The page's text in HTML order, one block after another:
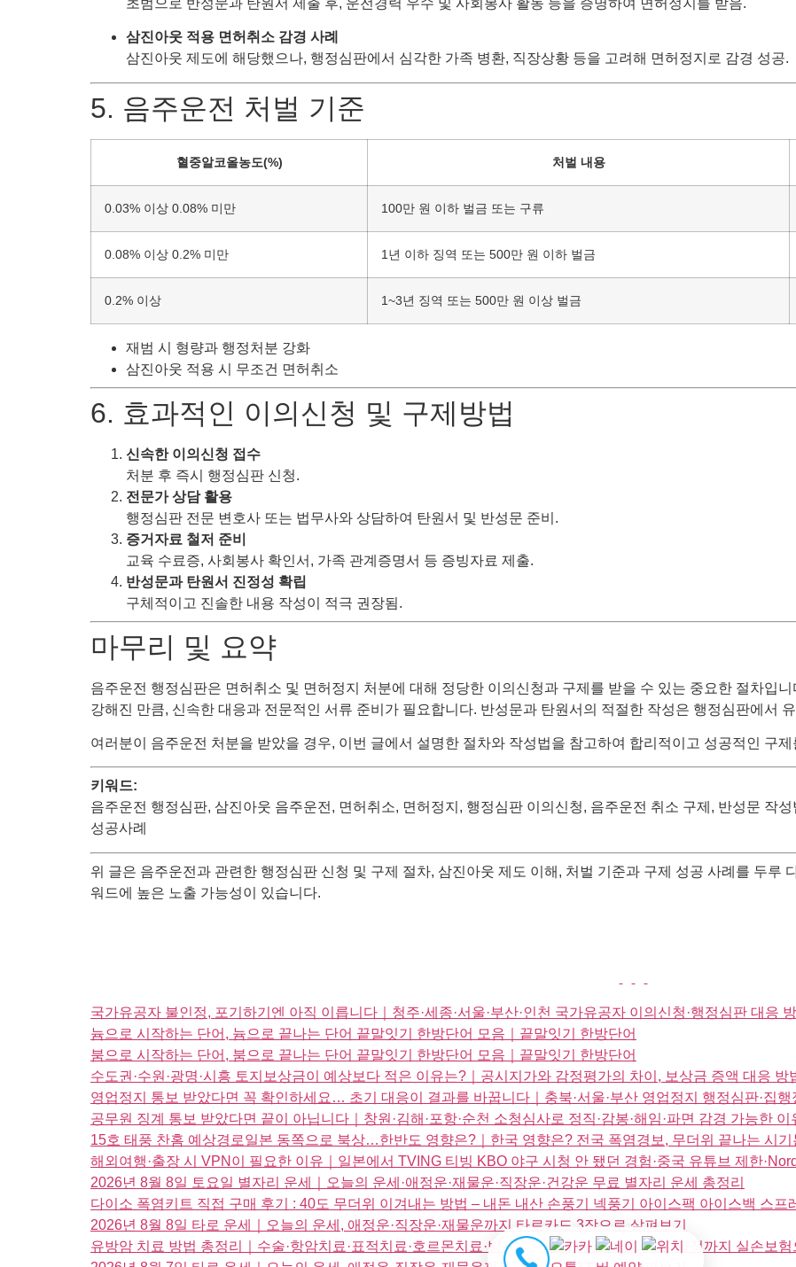
초범으로 반성문과 탄원서 제출 후, 운전경력 우수 및 사회봉사 활동 등을 증명하여 면허정지를 받음.
삼진아웃 적용 면허취소 감경 사례
삼진아웃 제도에 해당했으나, 행정심판에서 심각한 가족 병환, 직장상황 등을 고려해 면허정지로 감경 성공.
5. 음주운전 처벌 기준
혈중알코올농도(%) 처벌 내용
0.03% 이상 0.08% 미만 100만 원 이하 벌금 또는 구류
0.08% 이상 0.2% 미만 1년 이하 징역 또는 500만 원 이하 벌금
0.2% 이상 1~3년 징역 또는 500만 원 이상 벌금
재범 시 형량과 행정처분 강화
삼진아웃 적용 시 무조건 면허취소
6. 효과적인 이의신청 및 구제방법
신속한 이의신청 접수
처분 후 즉시 행정심판 신청.
전문가 상담 활용
행정심판 전문 변호사 또는 법무사와 상담하여 탄원서 및 반성문 준비.
증거자료 철저 준비
교육 수료증, 사회봉사 확인서, 가족 관계증명서 등 증빙자료 제출.
반성문과 탄원서 진정성 확립
구체적이고 진솔한 내용 작성이 적극 권장됨.
마무리 및 요약
음주운전 행정심판은 면허취소 및 면허정지 처분에 대해 정당한 이의신청과 구제를 받을 수 있는 중요한 절차입
강해진 만큼, 신속한 대응과 전문적인 서류 준비가 필요합니다. 반성문과 탄원서의 적절한 작성은 행정심판에서
여러분이 음주운전 처분을 받았을 경우, 이번 글에서 설명한 절차와 작성법을 참고하여 합리적이고 성공적인 구
키워드:
음주운전 행정심판, 삼진아웃 음주운전, 면허취소, 면허정지, 행정심판 이의신청, 음주운전 취소 구제, 반성문 작
성공사례
위 글은 음주운전과 관련한 행정심판 신청 및 구제 절차, 삼진아웃 제도 이해, 처벌 기준과 구제 성공 사례를 두루
워드에 높은 노출 가능성이 있습니다.
국가유공자 불인정, 포기하기엔 아직 이릅니다｜청주·세종·서울·부산·인천 국가유공자 이의신청·행정심판 대응
늄으로 시작하는 단어, 늄으로 끝나는 단어 끝말잇기 한방단어 모음｜끝말잇기 한방단어
붐으로 시작하는 단어, 붐으로 끝나는 단어 끝말잇기 한방단어 모음｜끝말잇기 한방단어
수도권·수원·광명·시흥 토지보상금이 예상보다 적은 이유는?｜공시지가와 감정평가의 차이, 보상금 증액 대응 방
영업정지 통보 받았다면 꼭 확인하세요… 초기 대응이 결과를 바꿉니다｜충북·서울·부산 영업정지 행정심판·집행
공무원 징계 통보 받았다면 끝이 아닙니다｜창원·김해·포항·순천 소청심사로 정직·감봉·해임·파면 감경 가능한 이
15호 태풍 찬홈 예상경로일본 동쪽으로 북상…한반도 영향은?｜한국 영향은? 전국 폭염경보, 무더위 끝나는 시
해외여행·출장 시 VPN이 필요한 이유｜일본에서 TVING 티빙 KBO 야구 시청 안 됐던 경험·중국 유튜브 제한
2026년 8월 8일 토요일 별자리 운세｜오늘의 운세·애정운·재물운·직장운·건강운 무료 별자리 운세 총정리
다이소 폭염키트 직접 구매 후기 : 40도 무더위 이겨내는 방법 – 내돈 내산 손풍기 넥풍기 아이스팩 아이스백 스프
2026년 8월 8일 타로 운세｜오늘의 운세, 애정운·직장운·재물운까지 타로카드 3장으로 살펴보기
유방암 치료 방법 총정리｜수술·항암치료·표적치료·호르몬치료·방사선치료와 대표 약물, 치료 과정까지 실손보